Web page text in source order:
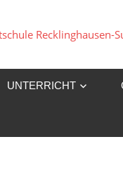
UNTERRICHT